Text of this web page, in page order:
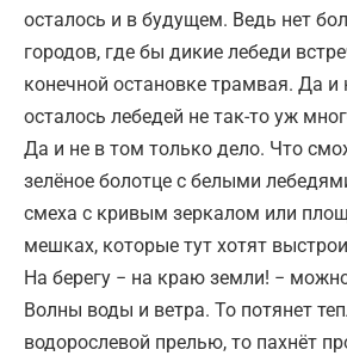
осталось и в будущем. Ведь нет
городов, где бы дикие лебеди
конечной остановке трамвая. Да и
осталось лебедей не так-то уж
Да и не в том только дело. Что
зелёное болотце с белыми
смеха с кривым зеркалом или
мешках, которые тут хотят
На берегу − на краю земли! −
Волны воды и ветра. То потянет
водорослевой прелью, то пахнёт